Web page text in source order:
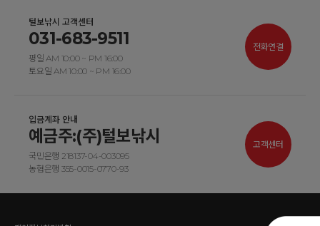
털보낚시 고객센터
031-683-9511
평일 AM 10:00 ~ PM 16:00
토요일 AM 10:00 ~ PM 16:00
전화연결
입금계좌 안내
예금주:(주)털보낚시
국민은행 218137-04-003095
농협은행 355-0015-0770-93
고객센터